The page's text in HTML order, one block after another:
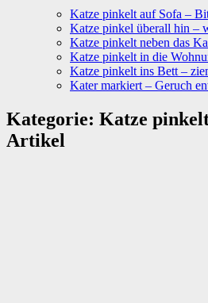
Katze pinkelt auf Sofa –
Katze pinkel überall hin –
Katze pinkelt neben das
Katze pinkelt in die
Katze pinkelt ins Bett –
Kater markiert – Geruch
Kategorie: Katze
Artikel